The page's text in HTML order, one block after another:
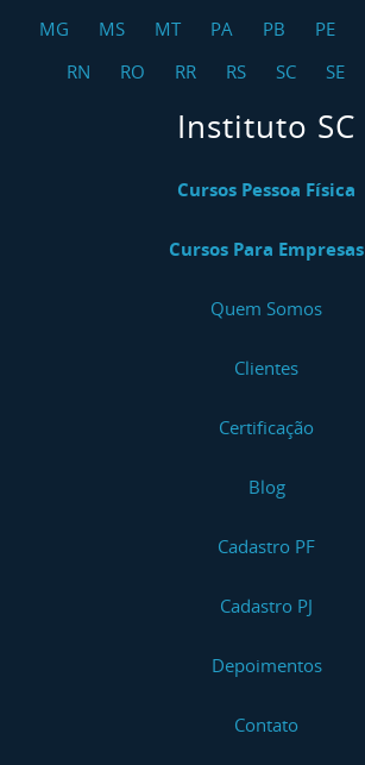
MG
MS MT PA PB PE
RN
RO RR RS SC SE
Instituto SC
Cursos Pessoa Física
Cursos Para Empresas
Quem Somos
Clientes
Certificação
Blog
Cadastro PF
Cadastro PJ
Depoimentos
Contato